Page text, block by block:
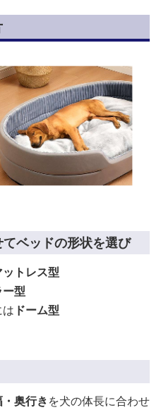
ベッドの形状を選び
ットレス型
型
ドーム型
奥行きを犬の体長に合わせ